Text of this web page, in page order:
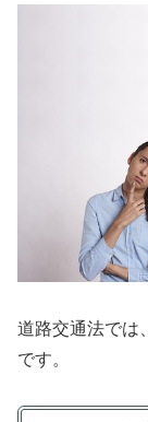
道路交通法では
です。